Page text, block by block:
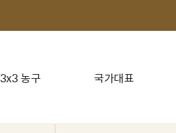
3x3 농구 국가대표